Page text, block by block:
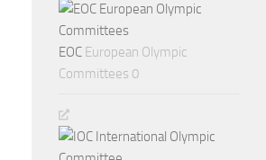
EOC European Olympic
Committees 0